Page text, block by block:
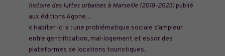
histoire des luttes urbaines à Marseille (2018-2023)publié
aux éditions Agone…
« Habiter ici » : une problématique sociale d’ampleur
entre gentrification, mal-logement et essor des
plateformes de locations touristiques.